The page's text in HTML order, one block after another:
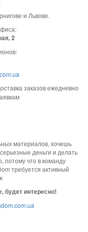
и Львове.
2
заказов ежедневно
материалов, хочешь
деньги и делать
потому что в команду
требуется активный
будет интересно!